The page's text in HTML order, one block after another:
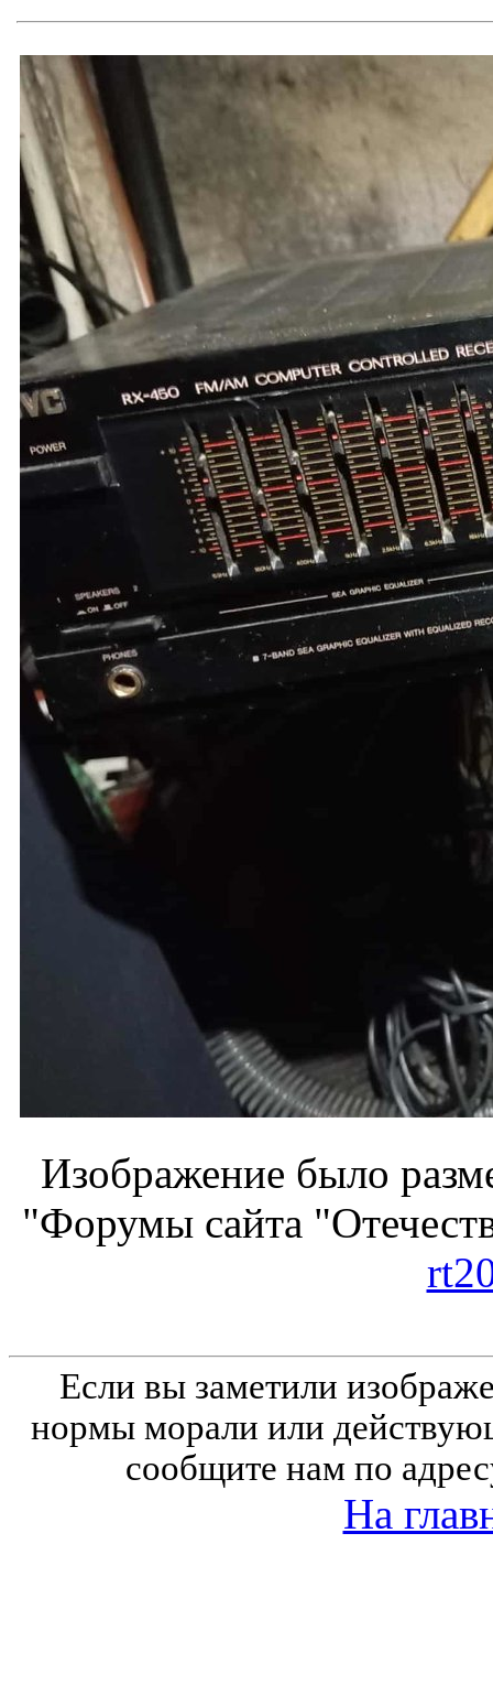
Изображение было
"Форумы сайта
Если вы заметили
нормы морали или
сообщите нам по
На